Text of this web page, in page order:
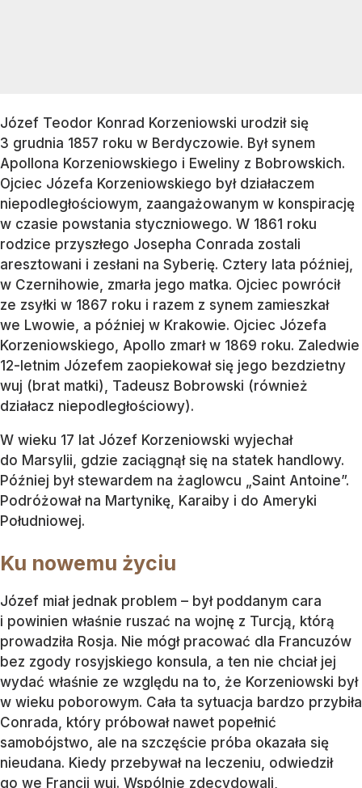
Józef Teodor Konrad Korzeniowski urodził się
3 grudnia 1857 roku w Berdyczowie. Był synem
Apollona Korzeniowskiego i Eweliny z Bobrowskich.
Ojciec Józefa Korzeniowskiego był działaczem
niepodległościowym, zaangażowanym w konspirację
w czasie powstania styczniowego. W 1861 roku
rodzice przyszłego Josepha Conrada zostali
aresztowani i zesłani na Syberię. Cztery lata później,
w Czernihowie, zmarła jego matka. Ojciec powrócił
ze zsyłki w 1867 roku i razem z synem zamieszkał
we Lwowie, a później w Krakowie. Ojciec Józefa
Korzeniowskiego, Apollo zmarł w 1869 roku. Zaledwie
12-letnim Józefem zaopiekował się jego bezdzietny
wuj (brat matki), Tadeusz Bobrowski (również
działacz niepodległościowy).
W wieku 17 lat Józef Korzeniowski wyjechał
do Marsylii, gdzie zaciągnął się na statek handlowy.
Później był stewardem na żaglowcu „Saint Antoine”.
Podróżował na Martynikę, Karaiby i do Ameryki
Południowej.
Ku nowemu życiu
Józef miał jednak problem – był poddanym cara
i powinien właśnie ruszać na wojnę z Turcją, którą
prowadziła Rosja. Nie mógł pracować dla Francuzów
bez zgody rosyjskiego konsula, a ten nie chciał jej
wydać właśnie ze względu na to, że Korzeniowski był
w wieku poborowym. Cała ta sytuacja bardzo przybiła
Conrada, który próbował nawet popełnić
samobójstwo, ale na szczęście próba okazała się
nieudana. Kiedy przebywał na leczeniu, odwiedził
go we Francji wuj. Wspólnie zdecydowali,